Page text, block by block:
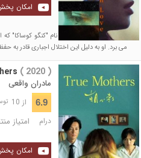
امکان
فیلم داستان مرد جوانی به نام "کنگو کوساکا"
می برد. او به دلیل این اختلال اجباری قادر به
( 2020 )
مادران واقعی
6.9 از 10 توسط
درام امتیاز
امکان